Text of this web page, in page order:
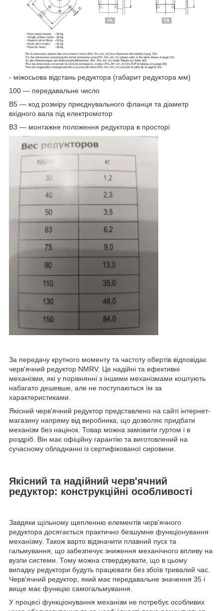
- міжосьова відстань редуктора (габарит редуктора мм)
100 — передавальне число
В5 — код розміру приєднувального фланця та діаметр
вхідного вала під електромотор
В3 — монтажне положення редуктора в просторі
За передачу крутного моменту та частоту обертів відповідає
черв'ячний редуктор NMRV. Це надійні та ефективні
механізми, які у порівнянні з іншими механізмами коштують
набагато дешевше, але не поступаються їм за
характеристиками.
Якісний черв'ячний редуктор представлено на сайті інтернет-
магазину напряму від виробника, що дозволяє придбати
механізм без націнок. Товар можна замовити гуртом і в
роздріб. Він має офіційну гарантію та виготовлений на
сучасному обладнанні із сертифікованої сировини.
Якісний та надійний черв'ячний
редуктор: конструкційні особливості
Завдяки щільному щепленню елементів черв'ячного
редуктора досягається практично безшумне функціонування
механізму. Також варто відзначити плавний пуск та
гальмування, що забезпечує зниження механічного впливу на
вузли системи. Тому можна стверджувати, що в цьому
випадку редуктори будуть працювати без збоїв тривалий час.
Черв'ячний редуктор, який має передавальне значення 35 і
вище має функцію самогальмування.
У процесі функціонування механізм не потребує особливих